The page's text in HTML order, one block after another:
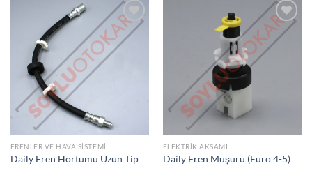
İSTEK
FRENLER VE HAVA SISTEMI
Daily Fren Hortumu Uzun Tip
İSTEK
ELEKTRIK AKSAMI
Daily Fren Müşürü (Euro 4-5)